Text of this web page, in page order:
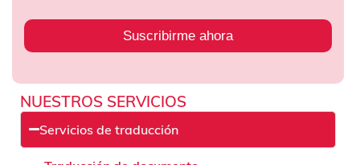
Suscribirme ahora
NUESTROS SERVICIOS
Servicios de traducción